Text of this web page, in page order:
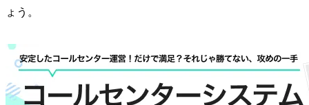
ょう。